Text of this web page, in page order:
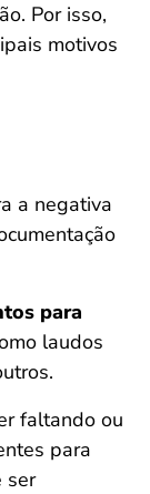
Por isso,
motivos
a negativa
para
laudos
faltando ou
para
ser